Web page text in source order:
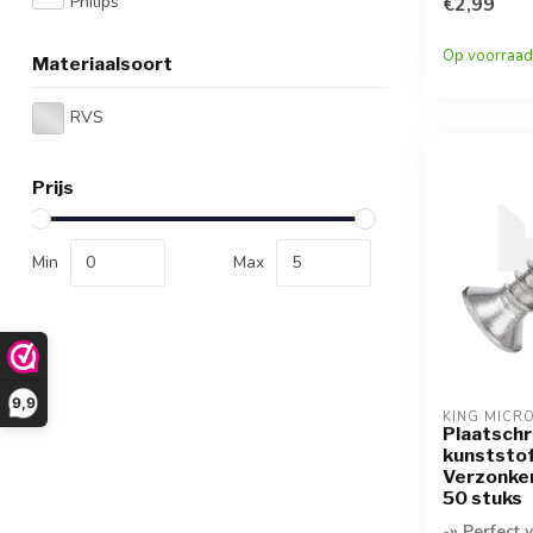
9,9
Materiaalsoort
RVS
Prijs
Min Max
Op voorraad
KING
kunststof
50 stuks